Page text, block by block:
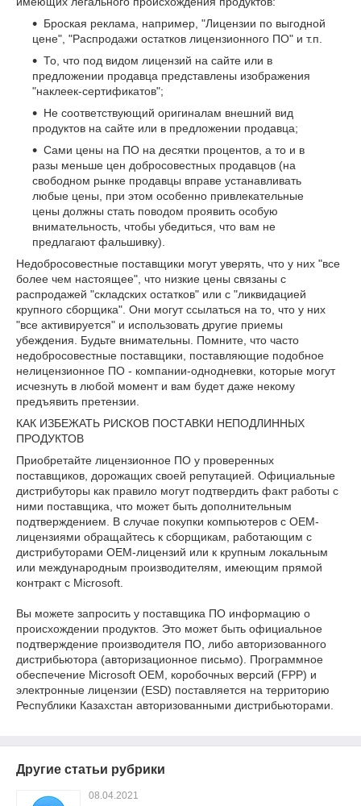
Броская реклама, например, "Лицензии по выгодной
цене", "Распродажи остатков лицензионного ПО" и т.п.
То, что под видом лицензий на сайте или в
предложении продавца представлены изображения
"наклеек-сертификатов";
Не соответствующий оригиналам внешний вид
продуктов на сайте или в предложении продавца;
Сами цены на ПО на десятки процентов, а то и в
разы меньше цен добросовестных продавцов (на
свободном рынке продавцы вправе устанавливать
любые цены, при этом особенно привлекательные
цены должны стать поводом проявить особую
внимательность, чтобы убедиться, что вам не
предлагают фальшивку).
Недобросовестные поставщики могут уверять, что у них "все
более чем настоящее", что низкие цены связаны с
распродажей "складских остатков" или с "ликвидацией
крупного сборщика". Они могут ссылаться на то, что у них
"все активируется" и использовать другие приемы
убеждения. Будьте внимательны. Помните, что часто
недобросовестные поставщики, поставляющие подобное
нелицензионное ПО - компании-однодневки, которые могут
исчезнуть в любой момент и вам будет даже некому
предъявить претензии.
КАК ИЗБЕЖАТЬ РИСКОВ ПОСТАВКИ НЕПОДЛИННЫХ
ПРОДУКТОВ
Приобретайте лицензионное ПО у проверенных
поставщиков, дорожащих своей репутацией. Официальные
дистрибуторы как правило могут подтвердить факт работы с
ними поставщика, что может быть дополнительным
подтверждением. В случае покупки компьютеров с OEM-
лицензиями обращайтесь к сборщикам, работающим с
дистрибуторами OEM-лицензий или к крупным локальным
или международным производителям, имеющим прямой
контракт с Microsoft.
Вы можете запросить у поставщика ПО информацию о
происхождении продуктов. Это может быть официальное
подтверждение производителя ПО, либо авторизованного
дистрибьютора (авторизационное письмо). Программное
обеспечение Microsoft OEM, коробочных версий (FPP) и
электронные лицензии (ESD) поставляется на территорию
Республики Казахстан авторизованными дистрибьюторами.
Другие статьи рубрики
08.04.2021